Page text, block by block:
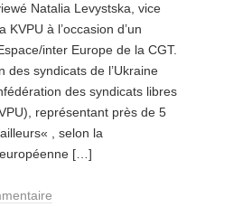
Natalia Levystska, vice
KVPU à l’occasion d’un
inter Europe de la CGT.
des syndicats de l’Ukraine
des syndicats libres
représentant près de 5
, selon la
[…]